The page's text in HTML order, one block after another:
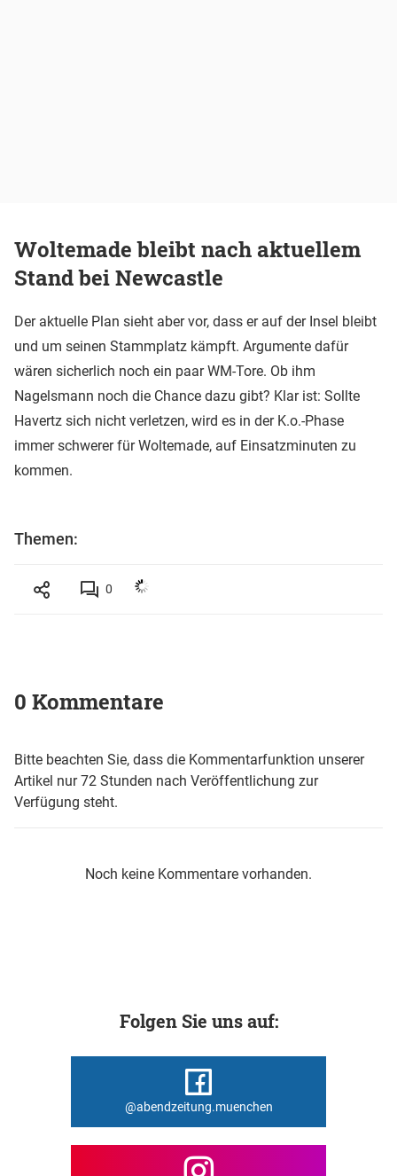
Woltemade bleibt nach aktuellem
Stand bei Newcastle
Der aktuelle Plan sieht aber vor, dass er auf der Insel bleibt
und um seinen Stammplatz kämpft. Argumente dafür
wären sicherlich noch ein paar WM-Tore. Ob ihm
Nagelsmann noch die Chance dazu gibt? Klar ist: Sollte
Havertz sich nicht verletzen, wird es in der K.o.-Phase
immer schwerer für Woltemade, auf Einsatzminuten zu
kommen.
Themen:
0
0 Kommentare
Bitte beachten Sie, dass die Kommentarfunktion unserer
Artikel nur 72 Stunden nach Veröffentlichung zur
Verfügung steht.
Noch keine Kommentare vorhanden.
Folgen Sie uns auf:
@abendzeitung.muenchen